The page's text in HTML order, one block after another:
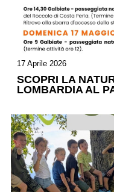
17 Aprile 2026
SCOPRI LA
LOMBARDIA AL